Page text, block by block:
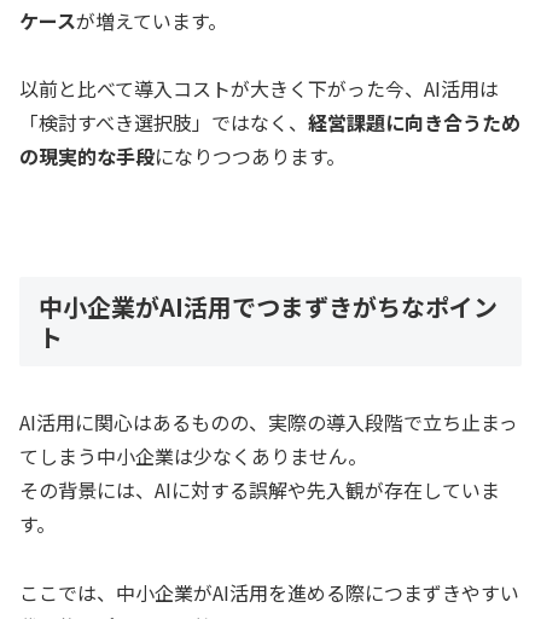
ケースが増えています。
以前と比べて導入コストが大きく下がった今、AI活用は
「検討すべき選択肢」ではなく、 経営課題に向き合うため
の現実的な手段になりつつあります。
中小企業がAI活用でつまずきがちなポイン
ト
AI活用に関心はあるものの、実際の導入段階で立ち止まっ
てしまう中小企業は少なくありません。
その背景には、AIに対する誤解や先入観が存在していま
す。
ここでは、中小企業がAI活用を進める際につまずきやすい